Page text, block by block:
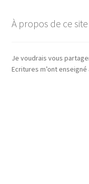
À propos de ce site
Je voudrais vous
Ecritures m’ont